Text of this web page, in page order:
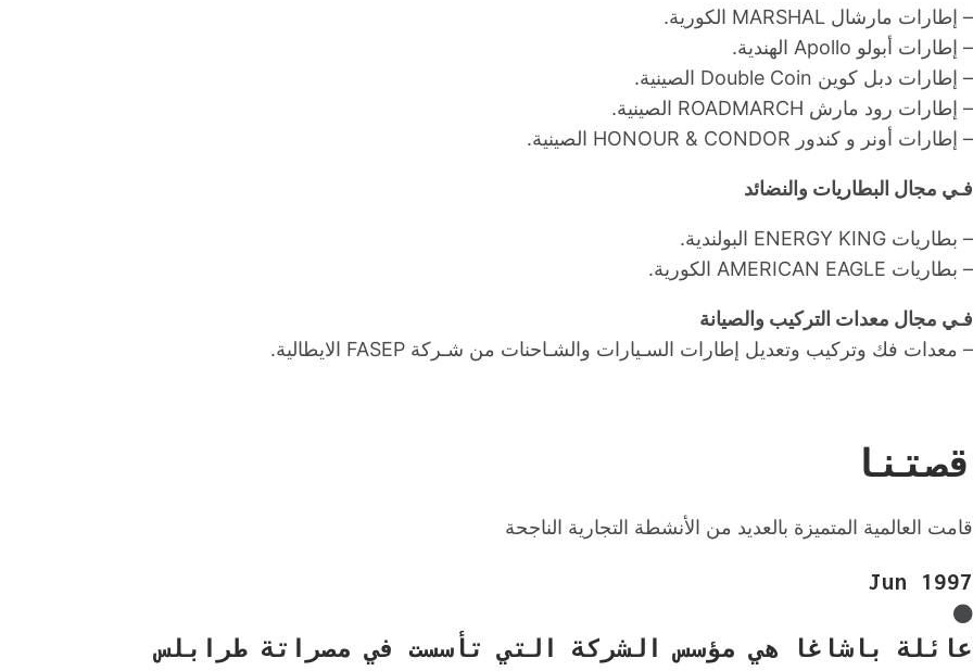
– إطارات مارشال MARSHAL الكورية.
– إطارات أبولو Apollo الهندية.
– إطارات دبل كوين Double Coin الصينية.
– إطارات رود مارش ROADMARCH الصينية.
– إطارات أونر و كندور HONOUR & CONDOR الصينية.
فـي مجال البطاريات والنضائد
– بطاريات ENERGY KING البولندية.
– بطاريات AMERICAN EAGLE الكورية.
فـي مجال معدات التركيب والصيانة
– معدات فك وتركيب وتعديل إطارات السـيارات والشـاحنات من شـركة FASEP الايطالية.
قصتنا
قامت العالمية المتميزة بالعديد من الأنشطة التجارية الناجحة
Jun 1997
عائلة باشاغا هي مؤسس الشركة التي تأسست في مصراتة طرابلس